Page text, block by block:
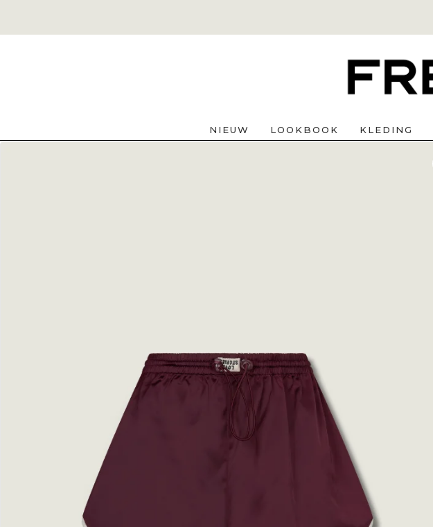
NIEUW LOOKBOOK KLEDING